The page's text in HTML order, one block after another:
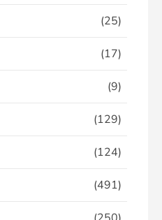
(25)
(17)
(9)
(129)
(124)
(491)